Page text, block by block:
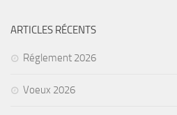
ARTICLES RÉCENTS
Réglement 2026
Voeux 2026